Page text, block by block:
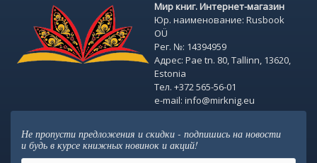
Мир книг. Интернет-магазин
Юр. наименование: Rusbook
OÜ
Рег. №: 14394959
Адрес: Pae tn. 80, Tallinn, 13620,
Estonia
Тел. +372 565-56-01
e-mail: info@mirknig.eu
Не пропусти предложения и скидки - подпишись на новости
и будь в курсе книжных новинок и акций!